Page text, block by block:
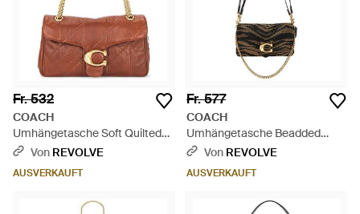
Fr. 532
COACH
Umhängetasche Soft Quilted
Tabby - Weiß
Von REVOLVE
AUSVERKAUFT
Fr. 577
COACH
Umhängetasche Beadded
Tiger Tabby - Weiß
Von REVOLVE
AUSVERKAUFT